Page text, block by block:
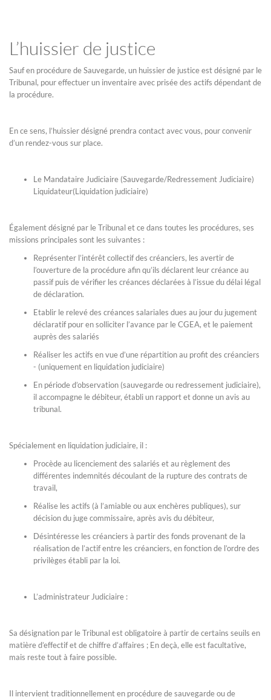
L’huissier de justice
Sauf en procédure de Sauvegarde, un huissier de justice est désigné par le
Tribunal, pour effectuer un inventaire avec prisée des actifs dépendant de
la procédure.
En ce sens, l’huissier désigné prendra contact avec vous, pour convenir
d’un rendez-vous sur place.
Le Mandataire Judiciaire (Sauvegarde/Redressement Judiciaire)
Liquidateur(Liquidation judiciaire)
Également désigné par le Tribunal et ce dans toutes les procédures, ses
missions principales sont les suivantes :
Représenter l’intérêt collectif des créanciers, les avertir de
l’ouverture de la procédure afin qu’ils déclarent leur créance au
passif puis de vérifier les créances déclarées à l’issue du délai légal
de déclaration.
Etablir le relevé des créances salariales dues au jour du jugement
déclaratif pour en solliciter l’avance par le CGEA, et le paiement
auprès des salariés
Réaliser les actifs en vue d’une répartition au profit des créanciers
- (uniquement en liquidation judiciaire)
En période d’observation (sauvegarde ou redressement judiciaire),
il accompagne le débiteur, établi un rapport et donne un avis au
tribunal.
Spécialement en liquidation judiciaire, il :
Procède au licenciement des salariés et au règlement des
différentes indemnités découlant de la rupture des contrats de
travail,
Réalise les actifs (à l’amiable ou aux enchères publiques), sur
décision du juge commissaire, après avis du débiteur,
Désintéresse les créanciers à partir des fonds provenant de la
réalisation de l’actif entre les créanciers, en fonction de l’ordre des
privilèges établi par la loi.
L’administrateur Judiciaire :
Sa désignation par le Tribunal est obligatoire à partir de certains seuils en
matière d’effectif et de chiffre d’affaires ; En deçà, elle est facultative,
mais reste tout à faire possible.
Il intervient traditionnellement en procédure de sauvegarde ou de